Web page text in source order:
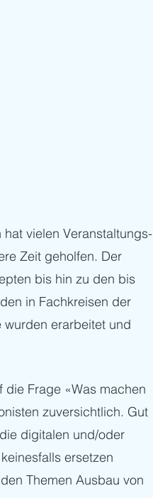
vielen Veranstaltungs-
Zeit geholfen. Der
bis hin zu den bis
in Fachkreisen der
erarbeitet und
Frage «Was machen
zuversichtlich. Gut
digitalen und/oder
ersetzen
Themen Ausbau von